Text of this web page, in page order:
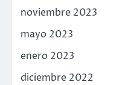
noviembre 2023
mayo 2023
enero 2023
diciembre 2022